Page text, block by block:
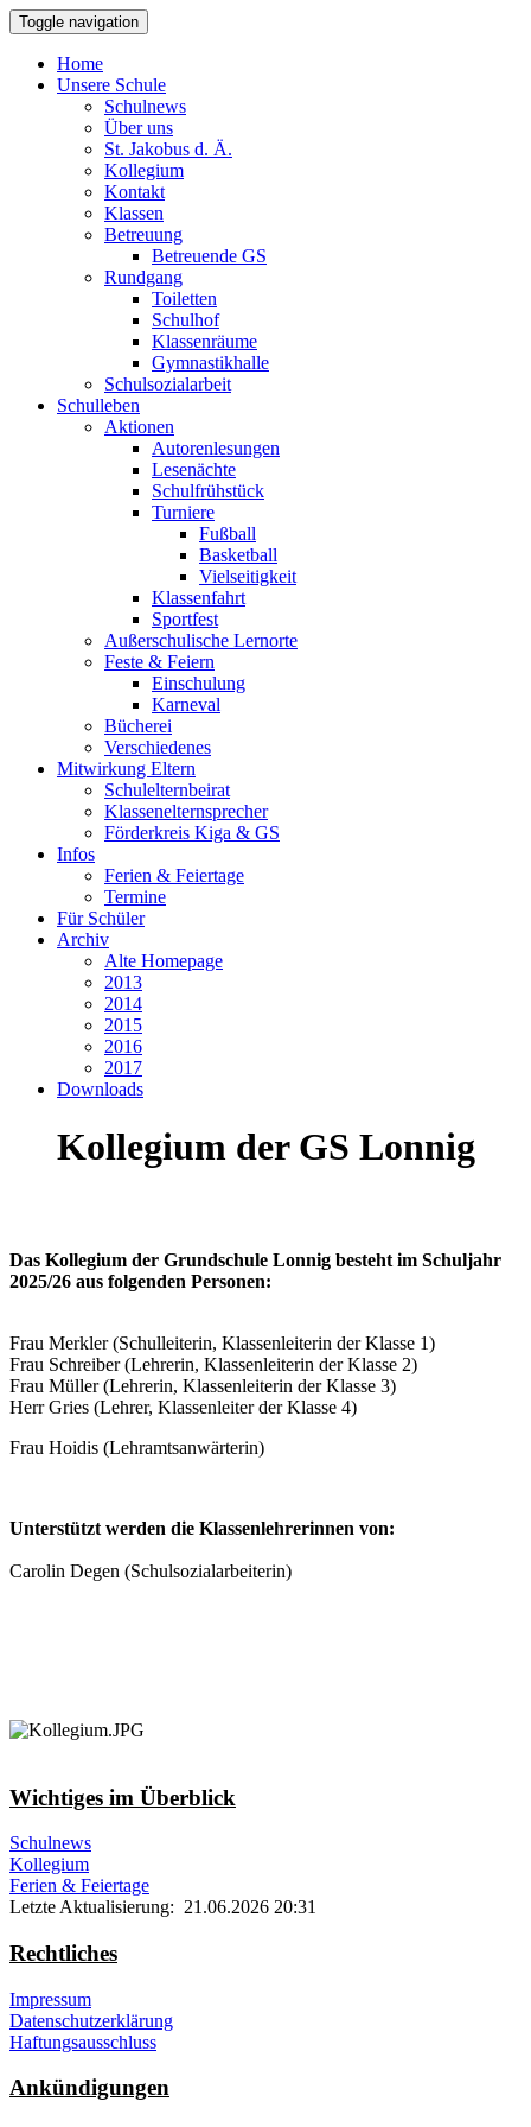
Toggle navigation
Home
Unsere Schule
Schulnews
Über uns
St. Jakobus d. Ä.
Kollegium
Kontakt
Klassen
Betreuung
Betreuende GS
Rundgang
Toiletten
Schulhof
Klassenräume
Gymnastikhalle
Schulsozialarbeit
Schulleben
Aktionen
Autorenlesungen
Lesenächte
Schulfrühstück
Turniere
Fußball
Basketball
Vielseitigkeit
Klassenfahrt
Sportfest
Außerschulische Lernorte
Feste & Feiern
Einschulung
Karneval
Bücherei
Verschiedenes
Mitwirkung Eltern
Schulelternbeirat
Klassenelternsprecher
Förderkreis Kiga & GS
Infos
Ferien & Feiertage
Termine
Für Schüler
Archiv
Alte Homepage
2013
2014
2015
2016
2017
Downloads
Kollegium der GS Lonnig
Das Kollegium der Grundschule Lonnig besteht im Schuljahr
2025/26 aus folgenden Personen:
Frau Merkler (Schulleiterin, Klassenleiterin der Klasse 1)
Frau Schreiber (Lehrerin, Klassenleiterin der Klasse 2)
Frau Müller (Lehrerin, Klassenleiterin der Klasse 3)
Herr Gries (Lehrer, Klassenleiter der Klasse 4)
Frau Hoidis (Lehramtsanwärterin)
Unterstützt werden die Klassenlehrerinnen von:
Carolin Degen (Schulsozialarbeiterin)
Wichtiges im Überblick
Schulnews
Kollegium
Ferien & Feiertage
Letzte Aktualisierung: 21.06.2026 20:31
Rechtliches
Impressum
Datenschutzerklärung
Haftungsausschluss
Ankündigungen